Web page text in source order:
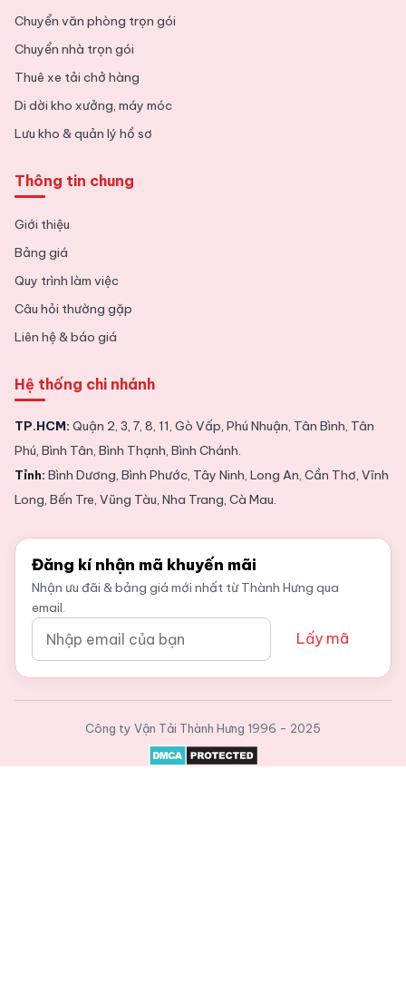
Chuyển văn phòng trọn gói
Chuyển nhà trọn gói
Thuê xe tải chở hàng
Di dời kho xưởng, máy móc
Lưu kho & quản lý hồ sơ
Thông tin chung
Giới thiệu
Bảng giá
Quy trình làm việc
Câu hỏi thường gặp
Liên hệ & báo giá
Hệ thống chi nhánh
TP.HCM: Quận 2, 3, 7, 8, 11, Gò Vấp, Phú Nhuận, Tân Bình, Tân
Phú, Bình Tân, Bình Thạnh, Bình Chánh.
Tỉnh: Bình Dương, Bình Phước, Tây Ninh, Long An, Cần Thơ, Vĩnh
Long, Bến Tre, Vũng Tàu, Nha Trang, Cà Mau.
Đăng kí nhận mã khuyến mãi
Nhận ưu đãi & bảng giá mới nhất từ Thành Hưng qua
email.
Lấy mã
Công ty Vận Tải Thành Hưng 1996 - 2025